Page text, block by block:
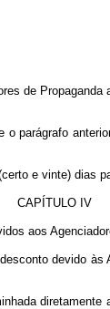
de Propaganda
parágrafo
e vinte)
CAPÍTULO IV
aos
devido